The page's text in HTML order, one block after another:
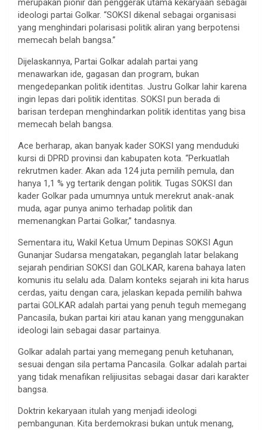
merupakan pionir dan penggerak utama kekaryaan sebagai
ideologi partai Golkar. “SOKSI dikenal sebagai organisasi
yang menghindari polarisasi politik aliran yang berpotensi
memecah belah bangsa.”
Dijelaskannya, Partai Golkar adalah partai yang
menawarkan ide, gagasan dan program, bukan
mengedepankan politik identitas. Justru Golkar lahir karena
ingin lepas dari politik identitas. SOKSI pun berada di
barisan terdepan menghindarkan politik identitas yang bisa
memecah belah bangsa.
Ace berharap, akan banyak kader SOKSI yang menduduki
kursi di DPRD provinsi dan kabupaten kota. “Perkuatlah
rekrutmen kader. Akan ada 124 juta pemilih pemula, dan
hanya 1,1 % yg tertarik dengan politik. Tugas SOKSI dan
kader Golkar pada umumnya untuk merekrut anak-anak
muda, agar punya animo terhadap politik dan
memenangkan Partai Golkar,” tandasnya.
Sementara itu, Wakil Ketua Umum Depinas SOKSI Agun
Gunanjar Sudarsa mengatakan, peganglah latar belakang
sejarah pendirian SOKSI dan GOLKAR, karena bahaya laten
komunis itu selalu ada. Dalam konteks sejarah ini kita harus
cerdas, yaitu dengan cara, jelaskan kepada pemilih bahwa
partai GOLKAR adalah partai yang penuh teguh memegang
Pancasila, bukan partai kiri atau kanan yang menggunakan
ideologi lain sebagai dasar partainya.
Golkar adalah partai yang memegang penuh ketuhanan,
sesuai dengan sila pertama Pancasila. Golkar adalah partai
yang tidak menafikan relijiusitas sebagai dasar dari karakter
bangsa.
Doktrin kekaryaan itulah yang menjadi ideologi
pembangunan. Kita berdemokrasi bukan untuk menang,